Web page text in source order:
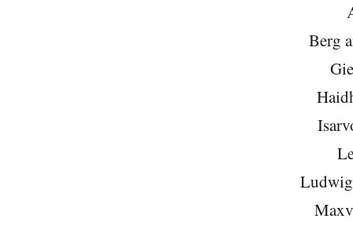
Berg